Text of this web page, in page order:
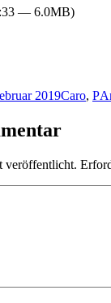
— 6.0MB)
2019Caro, P
veröffentlicht.